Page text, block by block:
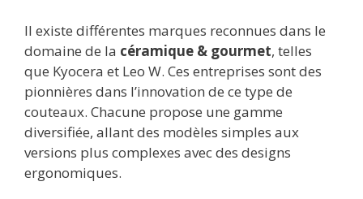
Il existe différentes marques reconnues dans le
domaine de la céramique & gourmet, telles
que Kyocera et Leo W. Ces entreprises sont des
pionnières dans l’innovation de ce type de
couteaux. Chacune propose une gamme
diversifiée, allant des modèles simples aux
versions plus complexes avec des designs
ergonomiques.